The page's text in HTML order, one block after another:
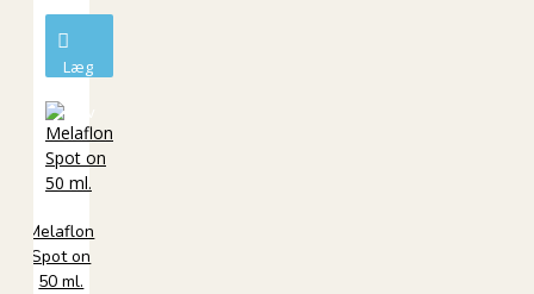
Læg
kurv
Melaflon
Spot on
50 ml.